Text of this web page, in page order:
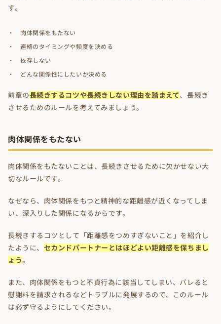
す。
肉体関係をもたない
連絡のタイミングや頻度を決める
依存しない
どんな関係性にしたいか決める
前章の長続きするコツや長続きしない理由を踏まえて、長続き
させるためのルールを考えてみましょう。
肉体関係をもたない
肉体関係をもたないことは、長続きさせるために欠かせない大
切なルールです。
なぜなら、肉体関係をもつと精神的な距離感が近くなってしま
い、深入りした関係になるからです。
長続きするコツとして「距離感をつめすぎないこと」を紹介し
たように、 セカンドパートナーとはほどよい距離感を保ちまし
ょう。
また、肉体関係をもつと不貞行為に該当してしまい、バレると
慰謝料を請求されるなどトラブルに発展するので、このルール
は必ず守るようにしてください。